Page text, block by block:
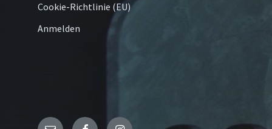
Cookie-Richtlinie (EU)
Anmelden